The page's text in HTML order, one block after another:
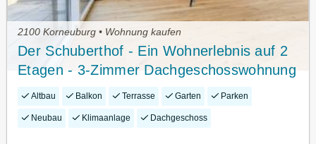
2100 Korneuburg • Wohnung kaufen
Der Schuberthof - Ein Wohnerlebnis auf 2
Etagen - 3-Zimmer Dachgeschosswohnung
mit Terrasse in bester Korneuburger
Altbau Balkon Terrasse Garten Parken
Neubau Klimaanlage Dachgeschoss